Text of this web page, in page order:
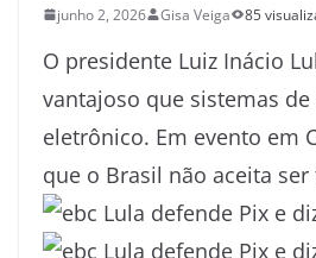
junho 2, 2026 Gisa Veiga 85
O presidente Luiz Inácio
vantajoso que sistemas
eletrônico. Em evento em
que o Brasil não aceita